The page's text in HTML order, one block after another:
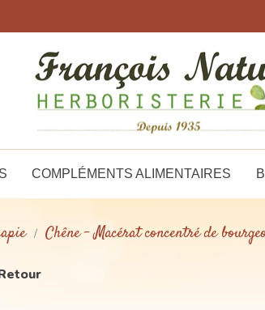
COMPLÉMENTS ALIMENTAIRES
Chêne - Macérat concentré de